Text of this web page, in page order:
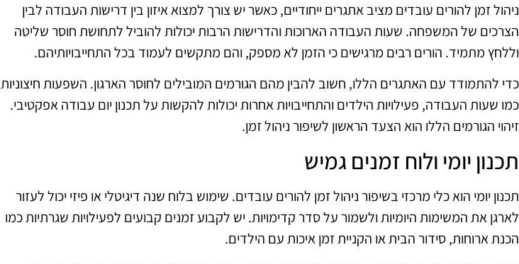
ניהול זמן להורים עובדים מציב אתגרים ייחודיים, כאשר יש צורך למצוא איזון בין דרישות העבודה לבין
הצרכים של המשפחה. שעות העבודה הארוכות והדרישות הרבות יכולות להוביל לתחושת חוסר שליטה
וללחץ מתמיד. הורים רבים מרגישים כי הזמן לא מספק, והם מתקשים לעמוד בכל התחייבויותיהם.
כדי להתמודד עם האתגרים הללו, חשוב להבין מהם הגורמים המובילים לחוסר הארגון. השפעות חיצוניות
כמו שעות העבודה, פעילויות הילדים והתחייבויות אחרות יכולות להקשות על תכנון יום עבודה אפקטיבי.
זיהוי הגורמים הללו הוא הצעד הראשון לשיפור ניהול זמן.
תכנון יומי ולוח זמנים גמיש
תכנון יומי הוא כלי מרכזי בשיפור ניהול זמן להורים עובדים. שימוש בלוח שנה דיגיטלי או פיזי יכול לעזור
לארגן את המשימות היומיות ולשמור על סדר קדימויות. יש לקבוע זמנים קבועים לפעילויות שגרתיות כמו
הכנת ארוחות, סידור הבית או הקניית זמן איכות עם הילדים.